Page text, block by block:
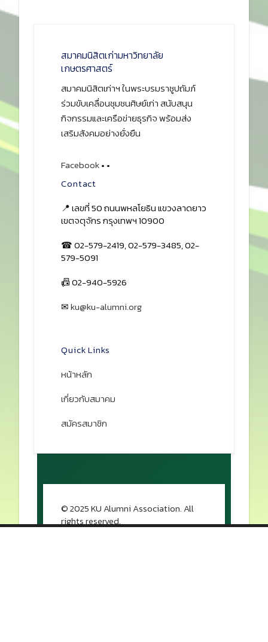
สมาคมนิสิตเก่ามหาวิทยาลัย
เกษตรศาสตร์
สมาคมนิสิตเก่าฯ ในพระบรมราชูปถัมภ์
ร่วมขับเคลื่อนชุมชนศิษย์เก่า สนับสนุน
กิจกรรมและเครือข่ายธุรกิจ พร้อมส่ง
เสริมสังคมอย่างยั่งยืน
Facebook• •
Contact
📍 เลขที่ 50 ถนนพหลโยธิน แขวงลาดยาว
เขตจตุจักร กรุงเทพฯ 10900
☎ 02-579-2419, 02-579-3485, 02-
579-5091
📠 02-940-5926
✉ku@ku-alumni.org
Quick Links
หน้าหลัก
เกี่ยวกับสมาคม
สมัครสมาชิก
© 2025 KU Alumni Association. All
rights reserved.